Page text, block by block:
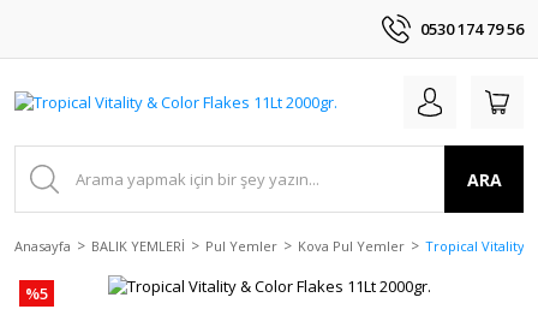
0530 174 79 56
ARA
Anasayfa BALIK YEMLERİ Pul Yemler Kova Pul Yemler Tropical Vitality
%5